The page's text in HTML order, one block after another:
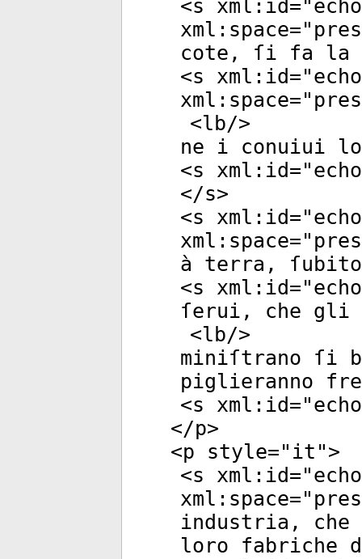
<s xml:id="
xml:space="
cote, ſi fa la
<s xml:id="
xml:space="
<lb/>
ne i conuiui
<s xml:id="
</s>
<s xml:id="
xml:space="
à terra,
<s xml:id="
ſerui, che gli
<lb/>
miniſtrano ſi
piglieranno
<s xml:id="
</p>
<p style=" it ">
<s xml:id="
xml:space="
industria, che
loro fabriche